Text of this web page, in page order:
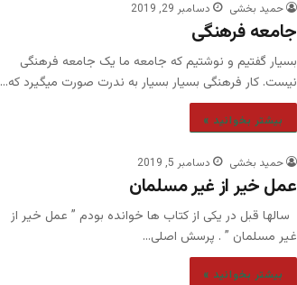
حمید بخشی دسامبر 29, 2019
جامعه فرهنگی
بسیار گفتیم و نوشتیم که جامعه ما یک جامعه فرهنگی
نیست. کار فرهنگی بسیار بسیار به ندرت صورت میگیرد که…
بیشتر بخوانید »
حمید بخشی دسامبر 5, 2019
عمل خیر از غیر مسلمان
سالها قبل در یکی از کتاب ها خوانده بودم ” عمل خیر از
غیر مسلمان ” . پرسش اصلی…
بیشتر بخوانید »